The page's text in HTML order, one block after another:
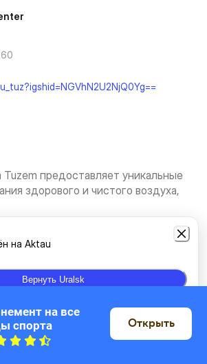
предоставляет уникальные
здорового и чистого воздуха,
On the map
на Aktau
Вернуть Uralsk
на все
спорта
Открыть